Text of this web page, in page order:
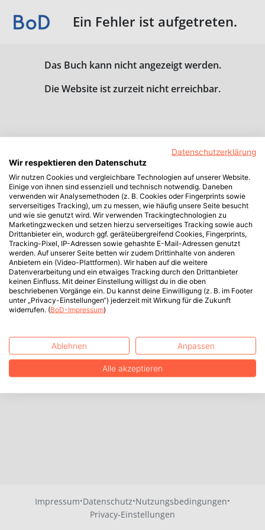
Ein Fehler ist aufgetreten.
Das Buch kann nicht angezeigt werden.
Die Website ist zurzeit nicht erreichbar.
Impressum·Datenschutz·Nutzungsbedingungen·
Privacy-Einstellungen
Datenschutzerklärung
Wir respektieren den Datenschutz
Wir nutzen Cookies und vergleichbare Technologien auf unserer Website.
Einige von ihnen sind essenziell und technisch notwendig. Daneben
verwenden wir Analysemethoden (z. B. Cookies oder Fingerprints sowie
serverseitiges Tracking), um zu messen, wie häufig unsere Seite besucht
und wie sie genutzt wird. Wir verwenden Trackingtechnologien zu
Marketingzwecken und setzen hierzu serverseitiges Tracking sowie auch
Drittanbieter ein, wodurch ggf. geräteübergreifend Cookies, Fingerprints,
Tracking-Pixel, IP-Adressen sowie gehashte E-Mail-Adressen genutzt
werden. Auf unserer Seite betten wir zudem Drittinhalte von anderen
Anbietern ein (Video-Plattformen). Wir haben auf die weitere
Datenverarbeitung und ein etwaiges Tracking durch den Drittanbieter
keinen Einfluss. Mit deiner Einstellung willigst du in die oben
beschriebenen Vorgänge ein. Du kannst deine Einwilligung (z. B. im Footer
unter „Privacy-Einstellungen“) jederzeit mit Wirkung für die Zukunft
widerrufen. (BoD-Impressum)
Ablehnen Anpassen
Alle akzeptieren